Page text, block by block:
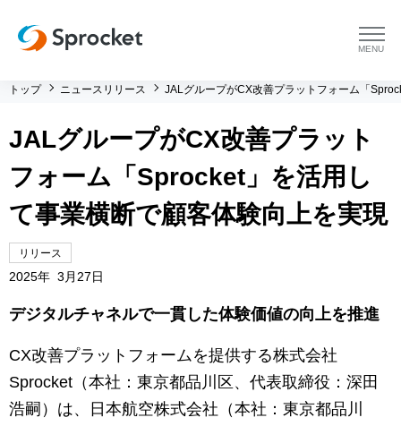
menu
プラットフォーム トップ
コンサルティング
コンサルティング トップ
運用支援 トップ
導入事例
よくある質問
会社情報 トップ
セミナー・イベント
マーケティングお役立ち資料
トップ ニュースリリース JALグループがCX改善プラットフォーム「
JALグループがCX改善プラット
フォーム「Sprocket」を活用し
て事業横断で顧客体験向上を実現
リリース
2025年 3月27日
デジタルチャネルで一貫した体験価値の向上を推進
CX改善プラットフォームを提供する株式会社
Sprocket（本社：東京都品川区、代表取締役：深田
浩嗣）は、日本航空株式会社（本社：東京都品川